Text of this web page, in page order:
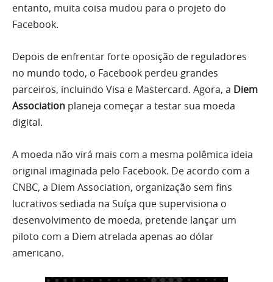
entanto, muita coisa mudou para o projeto do
Facebook.
Depois de enfrentar forte oposição de reguladores
no mundo todo, o Facebook perdeu grandes
parceiros, incluindo Visa e Mastercard. Agora, a Diem
Association planeja começar a testar sua moeda
digital.
A moeda não virá mais com a mesma polêmica ideia
original imaginada pelo Facebook. De acordo com a
CNBC, a Diem Association, organização sem fins
lucrativos sediada na Suíça que supervisiona o
desenvolvimento de moeda, pretende lançar um
piloto com a Diem atrelada apenas ao dólar
americano.